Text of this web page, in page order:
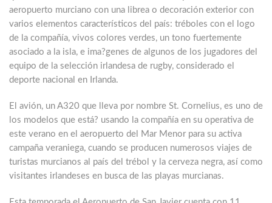
aeropuerto murciano con una librea o decoración exterior con
varios elementos característicos del país: tréboles con el logo
de la compañía, vivos colores verdes, un tono fuertemente
asociado a la isla, e ima?genes de algunos de los jugadores del
equipo de la selección irlandesa de rugby, considerado el
deporte nacional en Irlanda.
El avión, un A320 que lleva por nombre St. Cornelius, es uno de
los modelos que está? usando la compañía en su operativa de
este verano en el aeropuerto del Mar Menor para su activa
campaña veraniega, cuando se producen numerosos viajes de
turistas murcianos al país del trébol y la cerveza negra, así como
visitantes irlandeses en busca de las playas murcianas.